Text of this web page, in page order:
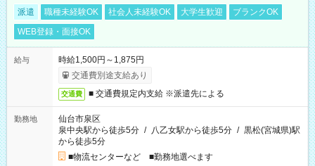
派遣 職種未経験OK 社会人未経験OK 大学生歓迎
ブランクOK
WEB登録・面接OK
給与
時給1,500円～1,875円
交通費別途支給あり
交通費 ■ 交通費規定内支給 ※派遣先による
勤務地
仙台市泉区
泉中央駅から徒歩5分 / 八乙女駅から徒歩5分 / 黒松(宮城県)駅
から徒歩5分
■物流センターなど ■勤務地選べます